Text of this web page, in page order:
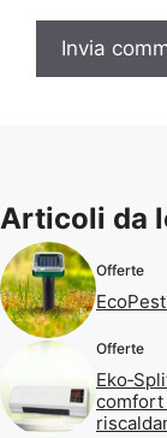
Articoli da
Offerte
Offerte
comfort